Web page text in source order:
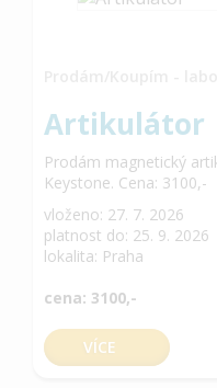
Artikulátor
Prodám magnetický
Keystone. Cena: 3100,-
vloženo: 27. 7. 2026
platnost do: 25. 9. 2026
lokalita: Praha
cena: 3100,-
VÍCE